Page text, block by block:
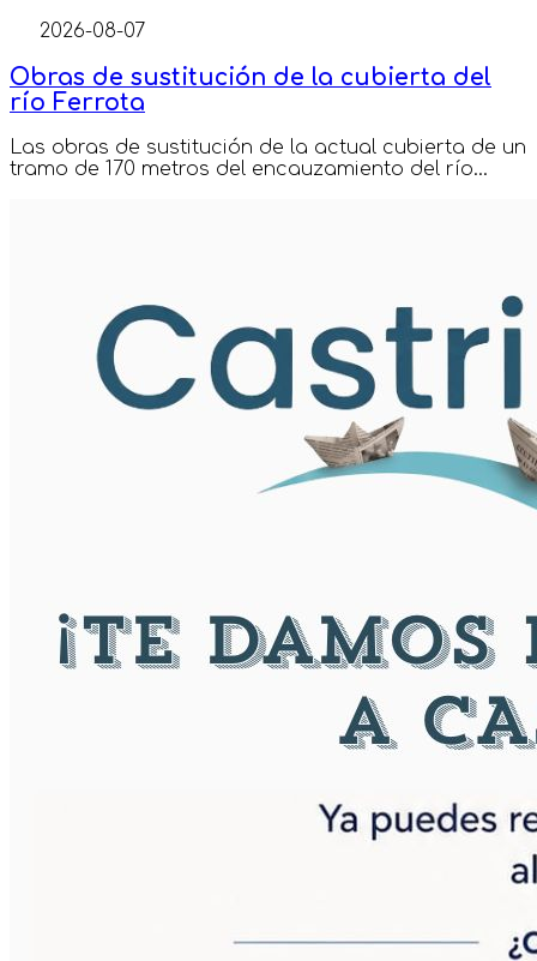
2026-08-07
Obras de sustitución de la cubierta del
río Ferrota
Las obras de sustitución de la actual cubierta de un
tramo de 170 metros del encauzamiento del río...